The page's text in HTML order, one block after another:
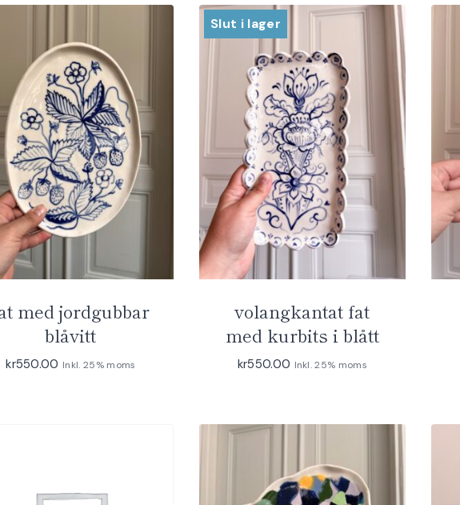
med jordgubbar
blåvitt
kr550.00 Inkl. 25% moms
Slut i lager
volangkantat fat
med kurbits i blått
kr550.00 Inkl. 25% moms